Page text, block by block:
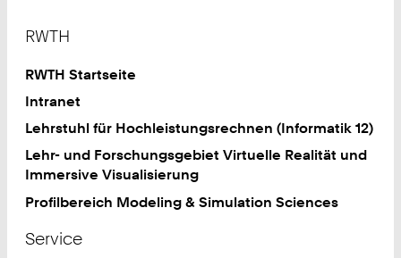
RWTH
RWTH Startseite
Intranet
Lehrstuhl für Hochleistungsrechnen (Informatik 12)
Lehr- und Forschungsgebiet Virtuelle Realität und
Immersive Visualisierung
Profilbereich Modeling & Simulation Sciences
Service